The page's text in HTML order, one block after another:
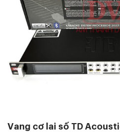
Vang cơ lai số TD